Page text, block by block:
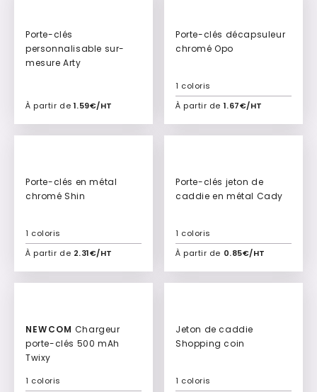
Porte-clés
personnalisable sur-
mesure Arty
À partir de 1.59€/HT
Ajouter à mon devis
Porte-clés décapsuleur
chromé Opo
À partir de 1.67€/HT
1 coloris
Ajouter à mon devis
Porte-clés en métal
chromé Shin
À partir de 2.31€/HT
1 coloris
Ajouter à mon devis
Porte-clés jeton de
caddie en métal Cady
À partir de 0.85€/HT
1 coloris
Ajouter à mon devis
NEWCOM
porte-clés 500 mAh
Twixy
1 coloris
Jeton de caddie
Shopping coin
1 coloris